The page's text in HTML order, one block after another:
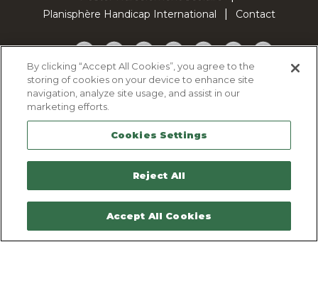
Planisphère Handicap International
Contact
Facebook
TwitterYouTubePinterestInstagramLinkedInTikTok
Politique d'utilisation des cookies
Politique de confidentialité
Mentions légales
Plan du site
Contactez-nous
By clicking “Accept All Cookies”, you agree to the
storing of cookies on your device to enhance site
navigation, analyze site usage, and assist in our
marketing efforts.
Cookies Settings
Reject All
Accept All Cookies